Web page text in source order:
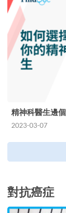
精神科醫生邊
2023-03-07
對抗癌症